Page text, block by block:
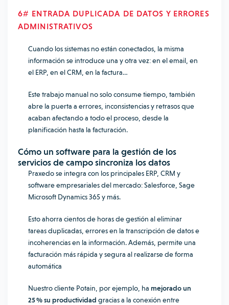
6# ENTRADA DUPLICADA DE DATOS Y ERRORES
ADMINISTRATIVOS
Cuando los sistemas no están conectados, la misma
información se introduce una y otra vez: en el email, en
el ERP, en el CRM, en la factura…
Este trabajo manual no solo consume tiempo, también
abre la puerta a errores, inconsistencias y retrasos que
acaban afectando a todo el proceso, desde la
planificación hasta la facturación.
Cómo un software para la gestión de los
servicios de camposincroniza los datos
Praxedo se integra con los principales ERP, CRM y
software empresariales del mercado: Salesforce, Sage
Microsoft Dynamics 365 y más.
Esto ahorra cientos de horas de gestión al eliminar
tareas duplicadas, errores en la transcripción de datos e
incoherencias en la información. Además, permite una
facturación más rápida y segura al realizarse de forma
automática
Nuestro cliente Potain, por ejemplo, ha mejorado un
25 % su productividad gracias a la conexión entre